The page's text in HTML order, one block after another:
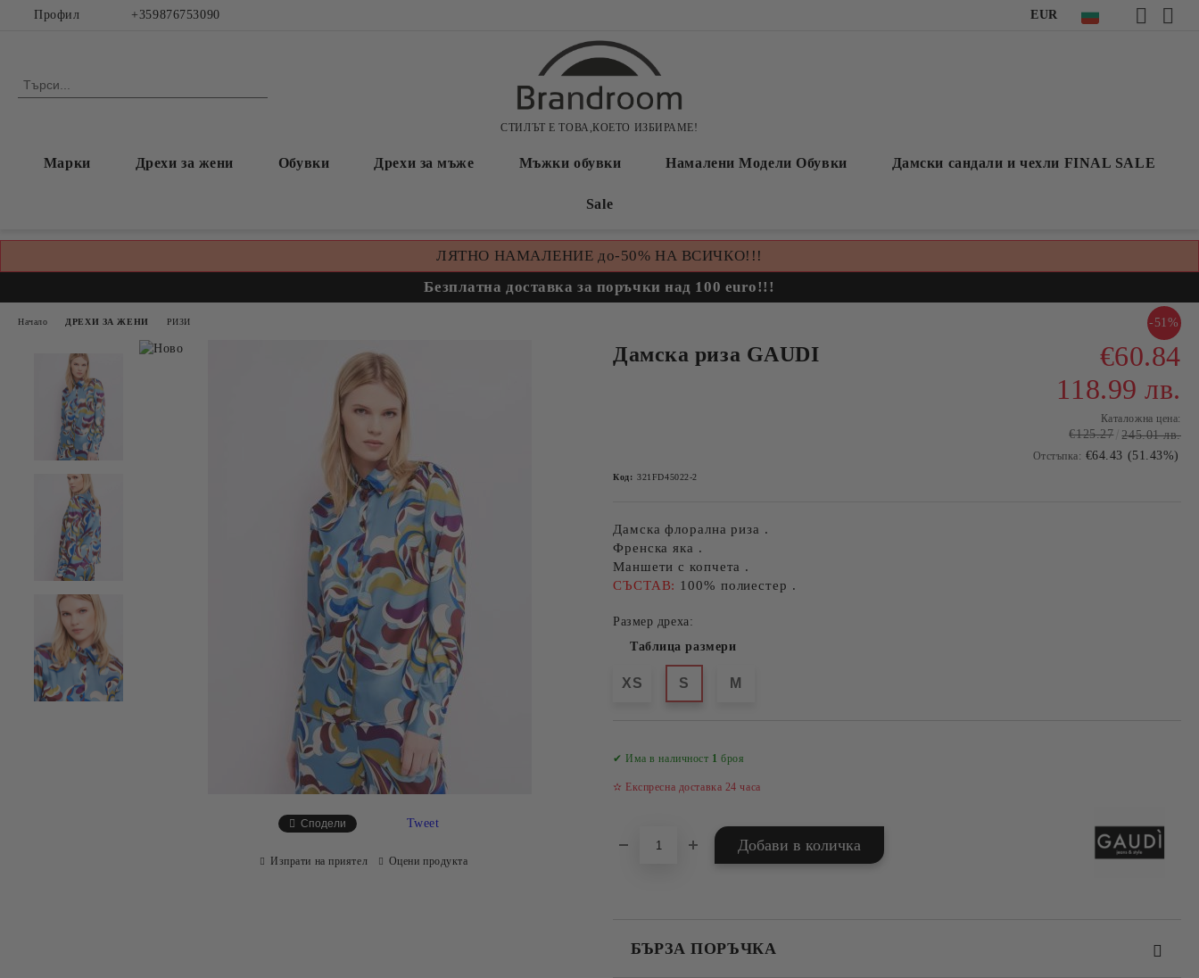
Профил +359876753090 EUR
СТИЛЪТ Е ТОВА,КОЕТО ИЗБИРАМЕ!
Марки Дрехи за жени Обувки Дрехи за мъже Мъжки обувки Намалени Модели Обувки Дамски сандали и чехли FINAL SALE
Sale
ЛЯТНО НАМАЛЕНИЕ до-50% НА ВСИЧКО!!!
Безплатна доставка за поръчки над 100 euro!!!
Начало ДРЕХИ ЗА ЖЕНИ РИЗИ
Дамска риза GAUDI
-51%
€60.84
118.99 лв.
Каталожна цена:
€125.27 245.01 лв.
Отстъпка: €64.43 (51.43%)
Код: 321FD45022-2
Дамска флорална риза .
Френска яка .
Маншети с копчета .
СЪСТАВ: 100% полиестер .
Размер дреха:
Таблица размери
XS S M
✔ Има в наличност 1 броя
✫ Експресна доставка 24 часа
БЪРЗА ПОРЪЧКА
Сподели Tweet
Изпрати на приятел Оцени продукта